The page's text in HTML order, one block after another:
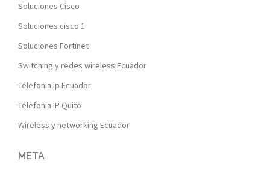
Soluciones Cisco
Soluciones cisco 1
Soluciones Fortinet
Switching y redes wireless Ecuador
Telefonia ip Ecuador
Telefonia IP Quito
Wireless y networking Ecuador
META